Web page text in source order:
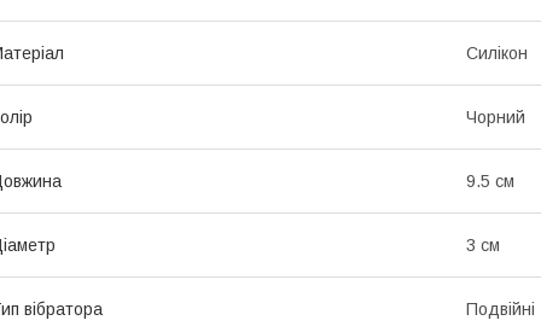
Силікон
Чорний
9.5 см
3 см
вібратора Подвійні